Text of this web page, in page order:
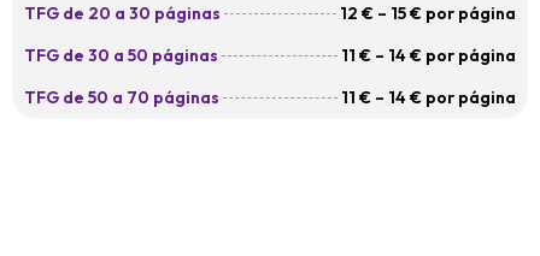
TFG de 20 a 30 páginas
12 € – 15 € por página
TFG de 30 a 50 páginas
11 € – 14 € por página
TFG de 50 a 70 páginas
11 € – 14 € por página